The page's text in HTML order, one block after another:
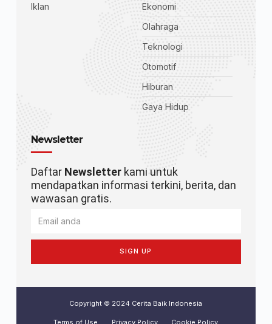
Iklan
Ekonomi
Olahraga
Teknologi
Otomotif
Hiburan
Gaya Hidup
Newsletter
Daftar Newsletterkami untuk
mendapatkan informasi terkini, berita, dan
wawasan gratis.
SIGN UP
Copyright © 2024 Cerita Baik Indonesia
Terms of Use Privacy Policy Cookie Policy